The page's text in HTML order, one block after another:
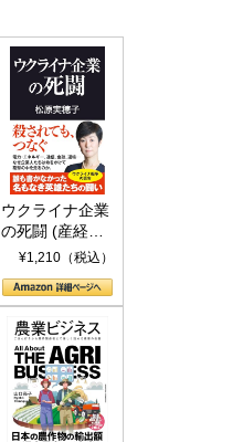
ウクライナ企業
の死闘 (産経セ
レクト S 039)
¥1,210（税込）